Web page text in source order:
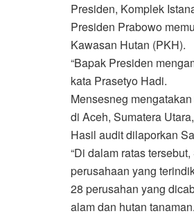
Presiden, Komplek
Presiden Prabowo
Kawasan Hutan (PKH).
“Bapak Presiden
kata Prasetyo Hadi.
Mensesneg
di Aceh, Sumatera
Hasil audit dilaporkan
“Di dalam ratas
perusahaan yang
28 perusahan yang
alam dan hutan